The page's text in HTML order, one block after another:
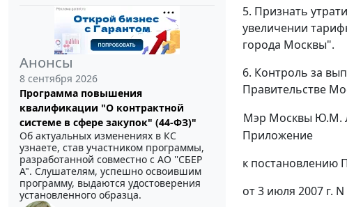
Анонсы
8 сентября 2026
Программа повышения
квалификации "О контрактной
системе в сфере закупок" (44-ФЗ)"
Об актуальных изменениях в КС
узнаете, став участником программы,
разработанной совместно с АО ''СБЕР
А". Слушателям, успешно освоившим
программу, выдаются удостоверения
установленного образца.
5. Признать
увеличении
города Москвы".
6. Контроль за
Правительстве
Мэр Москвы Ю.М.
Приложение
к постановлению
от 3 июля 2007 г.